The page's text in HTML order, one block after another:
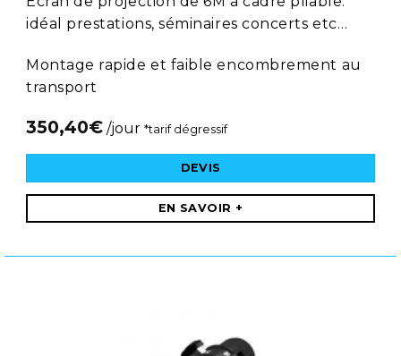
idéal prestations, séminaires concerts etc…
Montage rapide et faible encombrement au
transport
350,40€ /jour *tarif dégressif
DEVIS
EN SAVOIR +